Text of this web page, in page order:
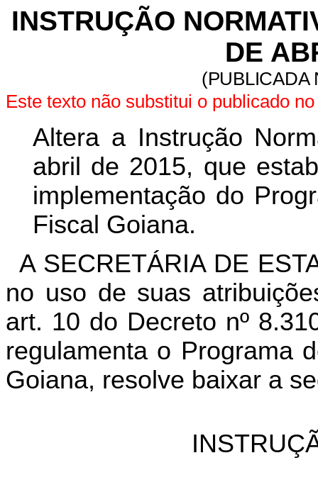
INSTRUÇÃO
DE
(PUBLICADA
Este texto não substitui o publicado
Altera a Instrução
abril de 2015, que
implementação do
Fiscal Goiana.
A SECRETÁRIA DE
no uso de suas
art. 10 do Decreto nº
regulamenta o Programa
Goiana, resolve baixar a